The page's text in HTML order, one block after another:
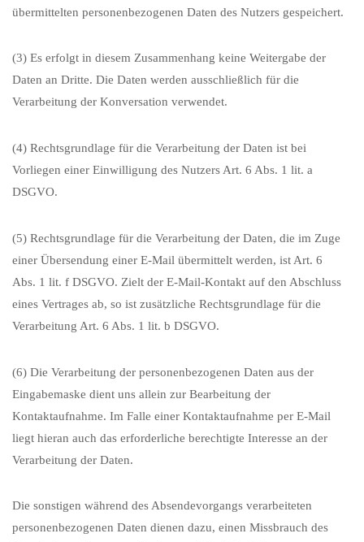
übermittelten personenbezogenen Daten des Nutzers gespeichert.
(3) Es erfolgt in diesem Zusammenhang keine Weitergabe der
Daten an Dritte. Die Daten werden ausschließlich für die
Verarbeitung der Konversation verwendet.
(4) Rechtsgrundlage für die Verarbeitung der Daten ist bei
Vorliegen einer Einwilligung des Nutzers Art. 6 Abs. 1 lit. a
DSGVO.
(5) Rechtsgrundlage für die Verarbeitung der Daten, die im Zuge
einer Übersendung einer E-Mail übermittelt werden, ist Art. 6
Abs. 1 lit. f DSGVO. Zielt der E-Mail-Kontakt auf den Abschluss
eines Vertrages ab, so ist zusätzliche Rechtsgrundlage für die
Verarbeitung Art. 6 Abs. 1 lit. b DSGVO.
(6) Die Verarbeitung der personenbezogenen Daten aus der
Eingabemaske dient uns allein zur Bearbeitung der
Kontaktaufnahme. Im Falle einer Kontaktaufnahme per E-Mail
liegt hieran auch das erforderliche berechtigte Interesse an der
Verarbeitung der Daten.
Die sonstigen während des Absendevorgangs verarbeiteten
personenbezogenen Daten dienen dazu, einen Missbrauch des